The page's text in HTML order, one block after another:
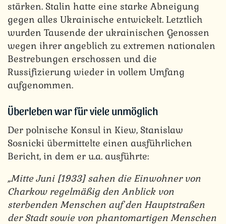
stärken. Stalin hatte eine starke Abneigung
gegen alles Ukrainische entwickelt. Letztlich
wurden Tausende der ukrainischen Genossen
wegen ihrer angeblich zu extremen nationalen
Bestrebungen erschossen und die
Russifizierung wieder in vollem Umfang
aufgenommen.
Überleben war für viele unmöglich
Der polnische Konsul in Kiew, Stanislaw
Sosnicki übermittelte einen ausführlichen
Bericht, in dem er u.a. ausführte:
„Mitte Juni [1933] sahen die Einwohner von
Charkow regelmäßig den Anblick von
sterbenden Menschen auf den Hauptstraßen
der Stadt sowie von phantomartigen Menschen